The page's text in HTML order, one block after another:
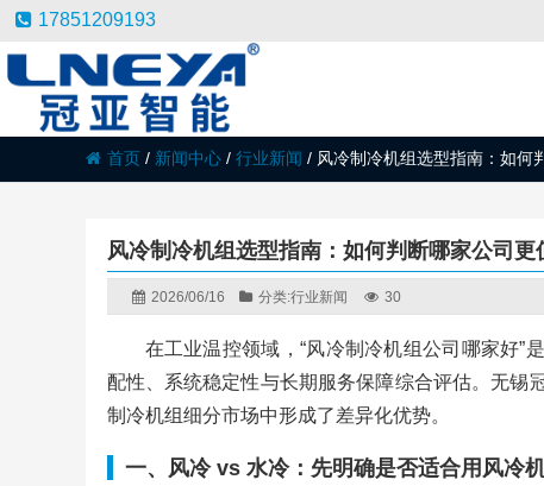
17851209193
首页 / 新闻中心 / 行业新闻 / 风冷制冷机组选型指南：如何
风冷制冷机组选型指南：如何判断哪家公司更
2026/06/16 分类:行业新闻 30
在工业温控领域，“风冷制冷机组公司哪家好”
配性、系统稳定性与长期服务保障综合评估。无锡
制冷机组细分市场中形成了差异化优势。
一、风冷 vs 水冷：先明确是否适合用风冷